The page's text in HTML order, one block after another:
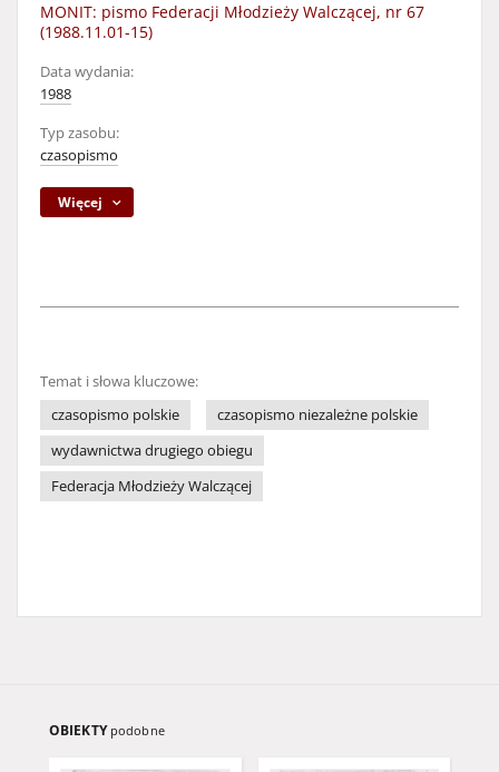
MONIT: pismo Federacji Młodzieży Walczącej, nr 67
(1988.11.01-15)
Data wydania:
1988
Typ zasobu:
czasopismo
Więcej
Temat i słowa kluczowe:
czasopismo polskie
czasopismo niezależne polskie
wydawnictwa drugiego obiegu
Federacja Młodzieży Walczącej
OBIEKTY podobne